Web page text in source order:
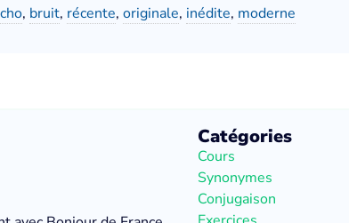
, bruit, récente, originale, inédite, moderne
Catégories
Cours
Synonymes
Conjugaison